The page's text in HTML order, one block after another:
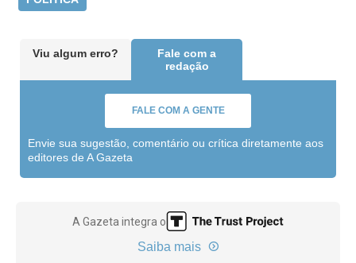
Viu algum erro?
Fale com a
redação
FALE COM A GENTE
Envie sua sugestão, comentário ou crítica diretamente aos
editores de A Gazeta
A Gazeta integra o
Saiba mais